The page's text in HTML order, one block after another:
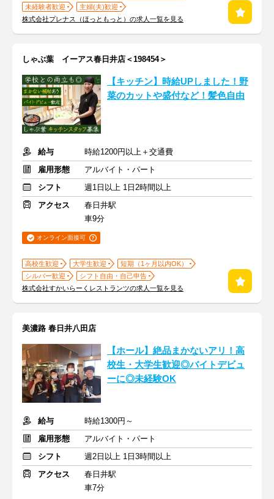
未経験者歓迎
主婦(夫)歓迎
株式会社プレナス（ほっともっと）の求人一覧を見る
しゃぶ葉 イーアス春日井店＜198454＞
【キッチン】時給UPしました！野
菜のカットや盛付など！髪色自由
給与
時給1200円以上＋交通費
雇用形態
アルバイト・パート
シフト
週1日以上 1日2時間以上
アクセス
春日井駅
車9分
オンライン面接可
高校生歓迎 大学生歓迎
短期（1ヶ月以内OK）
シルバー歓迎
シフト自由・自己申告
株式会社すかいらーくレストランツの求人一覧を見る
美濃路 春日井八田店
【ホール】絶品まかないアリ！高
校生・大学生歓迎◎バイトデビュ
ーに◎未経験OK
給与
時給1300円～
雇用形態
アルバイト・パート
シフト
週2日以上 1日3時間以上
アクセス
春日井駅
車7分